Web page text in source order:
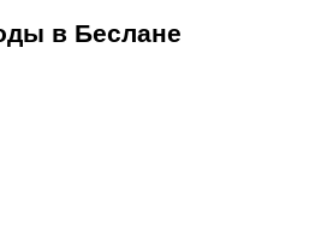
в Беслане